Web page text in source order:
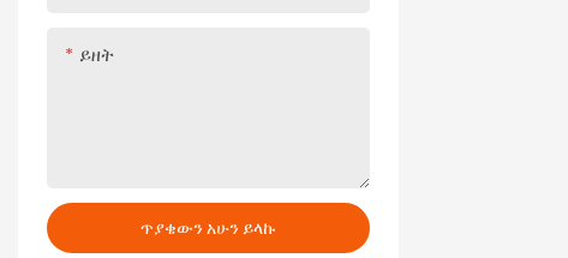
ይዘት
ጥያቄውን አሁን ይላኩ